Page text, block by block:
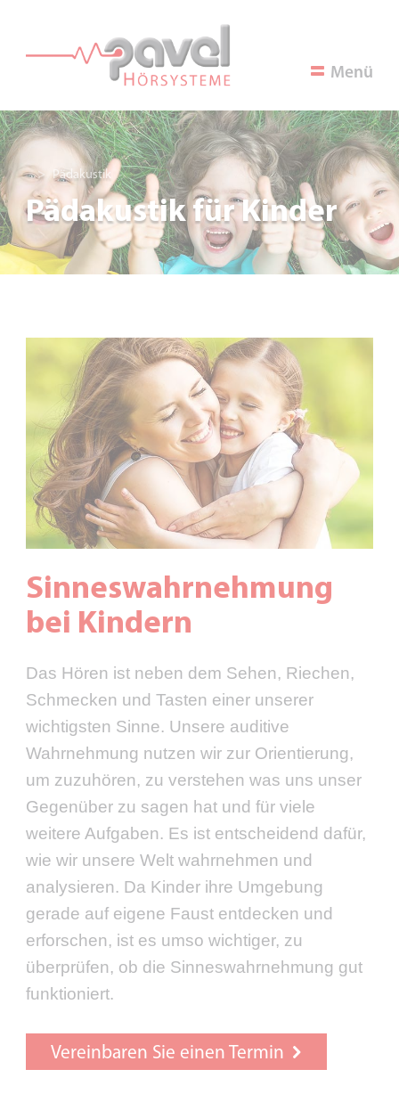
Menü
Pädakustik
Pädakustik für Kinder
Sinneswahrnehmung
bei Kindern
Das Hören ist neben dem Sehen, Riechen,
Schmecken und Tasten einer unserer
wichtigsten Sinne. Unsere auditive
Wahrnehmung nutzen wir zur Orientierung,
um zuzuhören, zu verstehen was uns unser
Gegenüber zu sagen hat und für viele
weitere Aufgaben. Es ist entscheidend dafür,
wie wir unsere Welt wahrnehmen und
analysieren. Da Kinder ihre Umgebung
gerade auf eigene Faust entdecken und
erforschen, ist es umso wichtiger, zu
überprüfen, ob die Sinneswahrnehmung gut
funktioniert.
Vereinbaren Sie einen Termin